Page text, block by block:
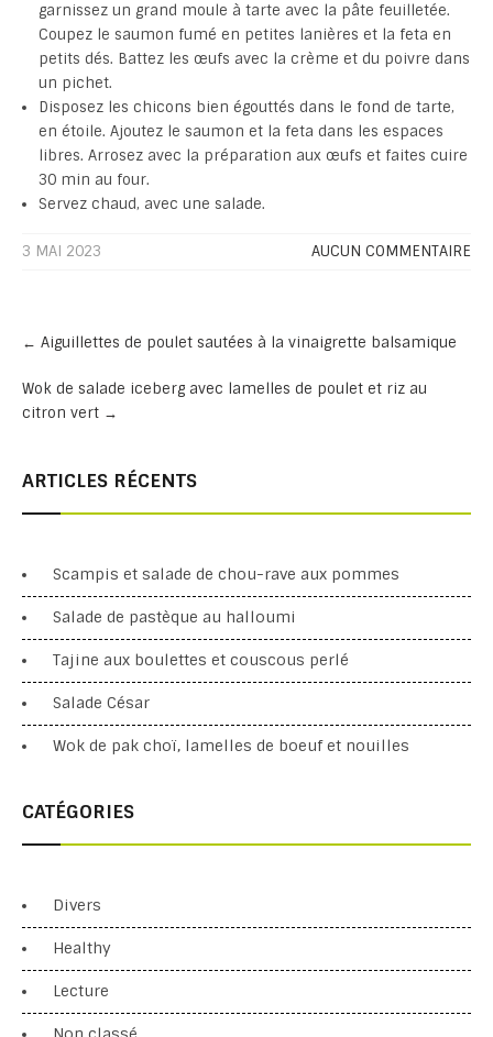
garnissez un grand moule à tarte avec la pâte feuilletée.
Coupez le saumon fumé en petites lanières et la feta en
petits dés. Battez les œufs avec la crème et du poivre dans
un pichet.
Disposez les chicons bien égouttés dans le fond de tarte,
en étoile. Ajoutez le saumon et la feta dans les espaces
libres. Arrosez avec la préparation aux œufs et faites cuire
30 min au four.
Servez chaud, avec une salade.
3 MAI 2023 AUCUN COMMENTAIRE
navigation
← Aiguillettes de poulet sautées à la vinaigrette balsamique
Wok de salade iceberg avec lamelles de poulet et riz au
citron vert →
ARTICLES RÉCENTS
Scampis et salade de chou-rave aux pommes
Salade de pastèque au halloumi
Tajine aux boulettes et couscous perlé
Salade César
Wok de pak choï, lamelles de boeuf et nouilles
CATÉGORIES
Divers
Healthy
Lecture